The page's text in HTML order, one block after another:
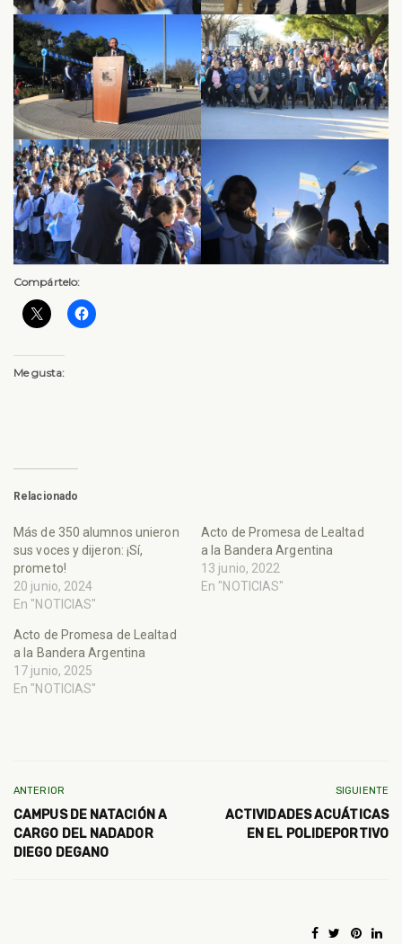
Compártelo:
Me gusta:
Relacionado
Más de 350 alumnos unieron
sus voces y dijeron: ¡Sí,
prometo!
20 junio, 2024
En "NOTICIAS"
Acto de Promesa de Lealtad
a la Bandera Argentina
13 junio, 2022
En "NOTICIAS"
Acto de Promesa de Lealtad
a la Bandera Argentina
17 junio, 2025
En "NOTICIAS"
ANTERIOR
CAMPUS DE NATACIÓN A
CARGO DEL NADADOR
DIEGO DEGANO
SIGUIENTE
ACTIVIDADES ACUÁTICAS
EN EL POLIDEPORTIVO